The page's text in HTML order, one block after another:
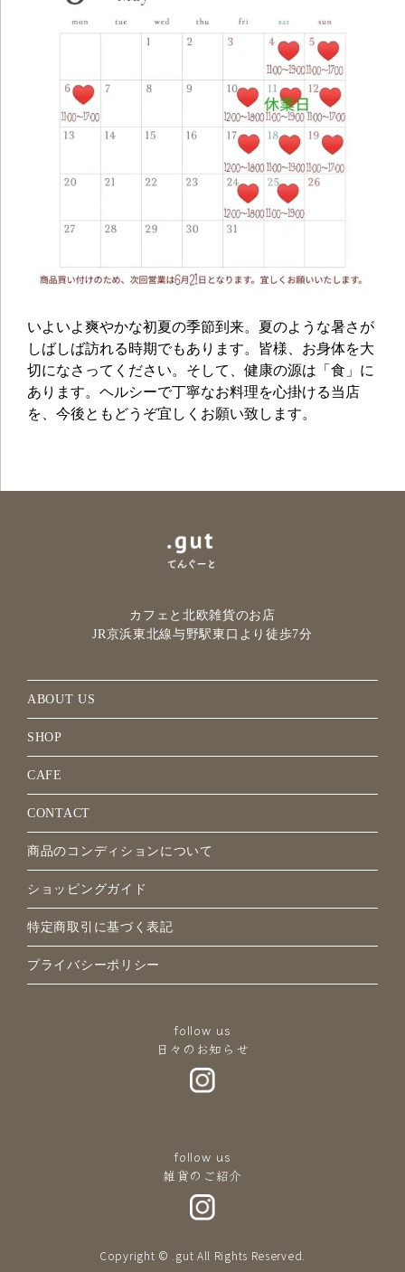
いよいよ爽やかな初夏の季節到来。夏のような暑さが
しばしば訪れる時期でもあります。皆様、お身体を大
切になさってください。そして、健康の源は「食」に
あります。ヘルシーで丁寧なお料理を心掛ける当店
を、今後ともどうぞ宜しくお願い致します。
カフェと北欧雑貨のお店
JR京浜東北線与野駅東口より徒歩7分
ABOUT US
SHOP
CAFE
CONTACT
商品のコンディションについて
ショッピングガイド
特定商取引に基づく表記
プライバシーポリシー
follow us
日々のお知らせ
follow us
雑貨のご紹介
Copyright © .gut All Rights Reserved.